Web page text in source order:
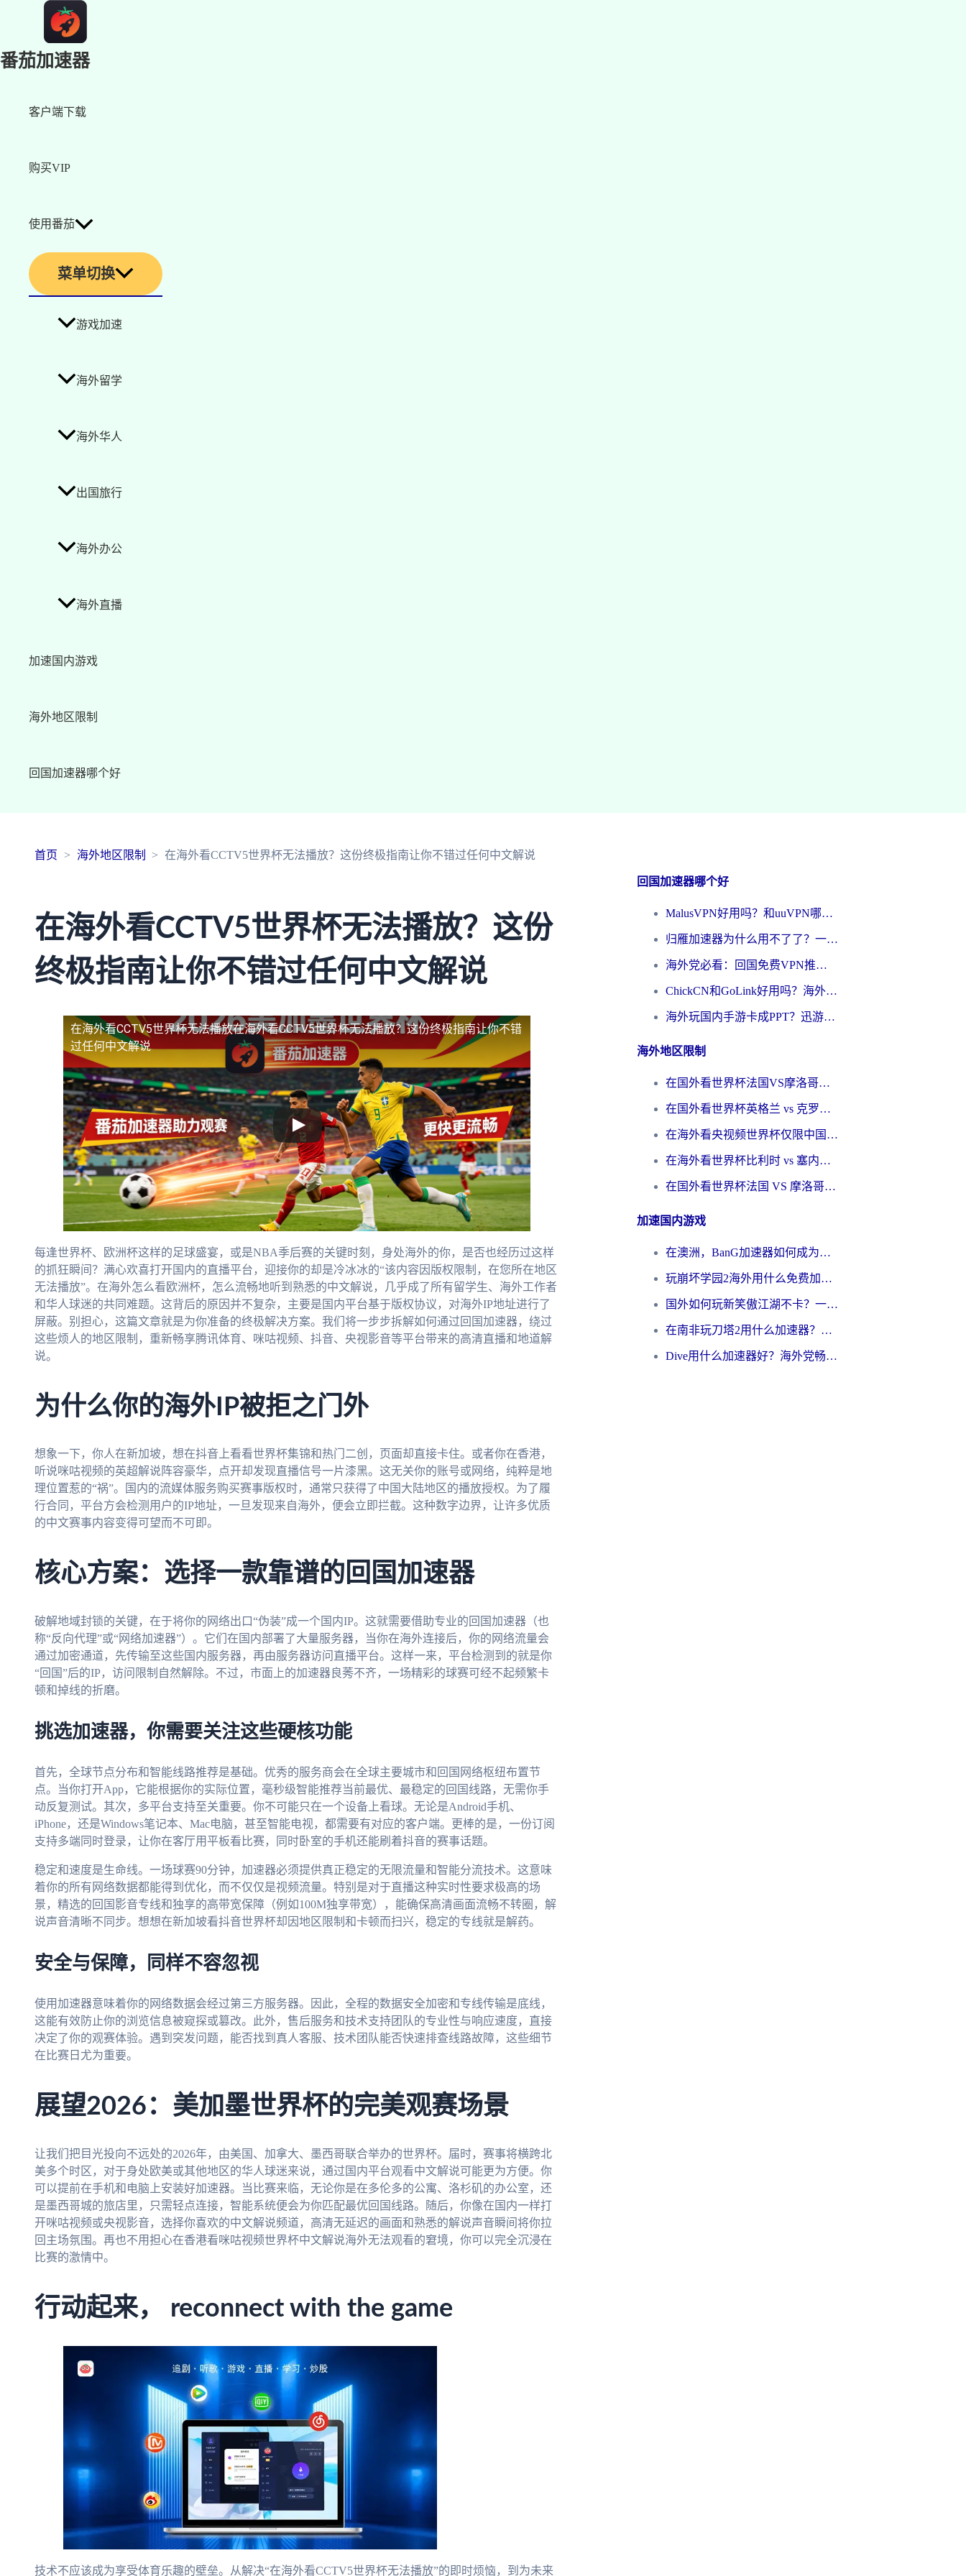
番茄加速器
客户端下载
购买VIP
使用番茄
菜单切换
游戏加速
海外留学
海外华人
出国旅行
海外办公
海外直播
加速国内游戏
海外地区限制
回国加速器哪个好
首页 海外地区限制 在海外看CCTV5世界杯无法播放？这份终极指南让你不错过任何中文解说
在海外看CCTV5世界杯无法播放？这份
终极指南让你不错过任何中文解说
在海外看CCTV5世界杯无法播放在海外看CCTV5世界杯无法播放？这份终极指南让你不错
过任何中文解说
每逢世界杯、欧洲杯这样的足球盛宴，或是NBA季后赛的关键时刻，身处海外的你，是否也经历过这样
的抓狂瞬间？满心欢喜打开国内的直播平台，迎接你的却是冷冰冰的“该内容因版权限制，在您所在地区
无法播放”。在海外怎么看欧洲杯，怎么流畅地听到熟悉的中文解说，几乎成了所有留学生、海外工作者
和华人球迷的共同难题。这背后的原因并不复杂，主要是国内平台基于版权协议，对海外IP地址进行了
屏蔽。别担心，这篇文章就是为你准备的终极解决方案。我们将一步步拆解如何通过回国加速器，绕过
这些烦人的地区限制，重新畅享腾讯体育、咪咕视频、抖音、央视影音等平台带来的高清直播和地道解
说。
为什么你的海外IP被拒之门外
想象一下，你人在新加坡，想在抖音上看看世界杯集锦和热门二创，页面却直接卡住。或者你在香港，
听说咪咕视频的英超解说阵容豪华，点开却发现直播信号一片漆黑。这无关你的账号或网络，纯粹是地
理位置惹的“祸”。国内的流媒体服务购买赛事版权时，通常只获得了中国大陆地区的播放授权。为了履
行合同，平台方会检测用户的IP地址，一旦发现来自海外，便会立即拦截。这种数字边界，让许多优质
的中文赛事内容变得可望而不可即。
核心方案：选择一款靠谱的回国加速器
破解地域封锁的关键，在于将你的网络出口“伪装”成一个国内IP。这就需要借助专业的回国加速器（也
称“反向代理”或“网络加速器”）。它们在国内部署了大量服务器，当你在海外连接后，你的网络流量会
通过加密通道，先传输至这些国内服务器，再由服务器访问直播平台。这样一来，平台检测到的就是你
“回国”后的IP，访问限制自然解除。不过，市面上的加速器良莠不齐，一场精彩的球赛可经不起频繁卡
顿和掉线的折磨。
挑选加速器，你需要关注这些硬核功能
首先，全球节点分布和智能线路推荐是基础。优秀的服务商会在全球主要城市和回国网络枢纽布置节
点。当你打开App，它能根据你的实际位置，毫秒级智能推荐当前最优、最稳定的回国线路，无需你手
动反复测试。其次，多平台支持至关重要。你不可能只在一个设备上看球。无论是Android手机、
iPhone，还是Windows笔记本、Mac电脑，甚至智能电视，都需要有对应的客户端。更棒的是，一份订阅
支持多端同时登录，让你在客厅用平板看比赛，同时卧室的手机还能刷着抖音的赛事话题。
稳定和速度是生命线。一场球赛90分钟，加速器必须提供真正稳定的无限流量和智能分流技术。这意味
着你的所有网络数据都能得到优化，而不仅仅是视频流量。特别是对于直播这种实时性要求极高的场
景，精选的回国影音专线和独享的高带宽保障（例如100M独享带宽），能确保高清画面流畅不转圈，解
说声音清晰不同步。想想在新加坡看抖音世界杯却因地区限制和卡顿而扫兴，稳定的专线就是解药。
安全与保障，同样不容忽视
使用加速器意味着你的网络数据会经过第三方服务器。因此，全程的数据安全加密和专线传输是底线，
这能有效防止你的浏览信息被窥探或篡改。此外，售后服务和技术支持团队的专业性与响应速度，直接
决定了你的观赛体验。遇到突发问题，能否找到真人客服、技术团队能否快速排查线路故障，这些细节
在比赛日尤为重要。
展望2026：美加墨世界杯的完美观赛场景
让我们把目光投向不远处的2026年，由美国、加拿大、墨西哥联合举办的世界杯。届时，赛事将横跨北
美多个时区，对于身处欧美或其他地区的华人球迷来说，通过国内平台观看中文解说可能更为方便。你
可以提前在手机和电脑上安装好加速器。当比赛来临，无论你是在多伦多的公寓、洛杉矶的办公室，还
是墨西哥城的旅店里，只需轻点连接，智能系统便会为你匹配最优回国线路。随后，你像在国内一样打
开咪咕视频或央视影音，选择你喜欢的中文解说频道，高清无延迟的画面和熟悉的解说声音瞬间将你拉
回主场氛围。再也不用担心在香港看咪咕视频世界杯中文解说海外无法观看的窘境，你可以完全沉浸在
比赛的激情中。
行动起来， reconnect with the game
技术不应该成为享受体育乐趣的壁垒。从解决“在海外看CCTV5世界杯无法播放”的即时烦恼，到为未来
回国加速器哪个好
MalusVPN好用吗？和uuVPN哪个好？海外党无缝访问国内资源的真实对比与选择指南
归雁加速器为什么用不了了？一位海外游子的真实困惑与技术解答
海外党必看：回国免费VPN推荐？别踩坑！教你选对加速器无缝刷国内资源
ChickCN和GoLink好用吗？海外党如何选对回国加速器
海外玩国内手游卡成PPT？迅游和奇游手游哪个好？一篇讲透回国加速器怎么选
海外地区限制
在国外看世界杯法国VS摩洛哥地区限制？这篇指南让你流畅看中文解说无压力
在国外看世界杯英格兰 vs 克罗地亚当前地区不可播放？这篇指南帮你搞定所有海外观赛难题
在海外看央视频世界杯仅限中国大陆？这篇指南帮你解锁中文解说+无卡顿直播
在海外看世界杯比利时 vs 塞内加尔仅限中国大陆？我找到了最流畅的中文解说之路
在国外看世界杯法国 VS 摩洛哥仅限中国大陆？海外党这样看中文解说赛事不卡顿
加速国内游戏
在澳洲，BanG加速器如何成为你国服游戏的“时光机”？
玩崩坏学园2海外用什么免费加速器好？2026海外党亲测国服游戏加速指南
国外如何玩新笑傲江湖不卡？一份给海外游子的终极网络指南
在南非玩刀塔2用什么加速器？一份给海外游子的终极生存指南
Dive用什么加速器好？海外党畅玩国服游戏的终极避坑指南